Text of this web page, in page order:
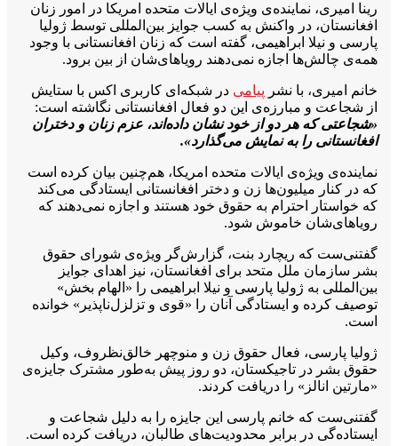
رینا امیری، نماینده‌ی ویژه‌ی ایالات متحده امریکا در امور زنان
افغانستان، در واکنش به کسب جوایز بین‌المللی توسط ژولیا
پارسی و نیلا ابراهیمی، گفته است که زنان افغانستانی با وجود
همه‌ی چالش‌ها اجازه نمی‌دهند رویاهای‌شان از بین برود.
خانم امیری، با نشر پیامی در شبکه‌ای کاربری اکس با ستایش
از شجاعت و مبارزه‌ی این دو فعال افغانستانی نگاشته است:
«شجاعتی که هر دو از خود نشان داده‌اند، عزم زنان و دختران
افغانستانی را به نمایش می‌گذارد».
نماینده‌ی ویژه‌ی ایالات متحده امریکا، هم‌چنین بیان کرده است
که در کنار میلیون‌ها زن و دختر افغانستانی ایستادگی می‌کند
که خواستار احترام به حقوق خود هستند و اجازه نمی‌دهند که
رویاهای‌شان خاموش شود.
گفتنی‌ست که ریچارد بنت، گزارش‌گر ویژه‌ی شورای حقوق
بشر سازمان ملل متحد برای افغانستان، نیز اهدای جوایز
بین‌المللی به ژولیا پارسی و نیلا ابراهیمی را «الهام بخش»
توصیف کرده و ایستادگی آنان را «قوی و تزلزل‌ناپذیر» خوانده
است.
ژولیا پارسی، فعال حقوق زن و منوچهر خالق‌نظروف، وکیل
حقوق بشر در تاجیکستان، دو روز پیش به‌طور مشترک جایزه‌ی
«مارتین انالز» را دریافت کردند.
گفتنی‌ست که خانم پارسی این جایزه‌ را به دلیل شجاعت و
ایستاده‌گی در برابر محدودیت‌های طالبان، دریافت کرده است.